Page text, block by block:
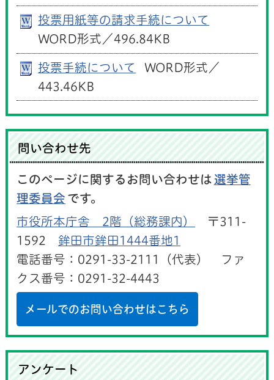
投票用紙等の請求手続について
WORD形式／496.84KB
投票手続について
WORD形式／
443.46KB
問い合わせ先
このページに関するお問い合わせは 選挙管
理委員会 です。
市役所本庁舎 2階（総務課内）
〒311-
1592 鉾田市鉾田1444番地1
電話番号：0291-33-2111（代表） ファ
クス番号：0291-32-4443
メールでのお問い合わせはこちら
アンケート